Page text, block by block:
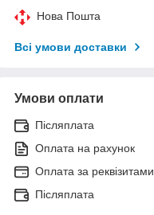
Нова Пошта
Всі умови доставки
Умови оплати
Післяплата
Оплата на рахунок
Оплата за реквізитами
Післяплата